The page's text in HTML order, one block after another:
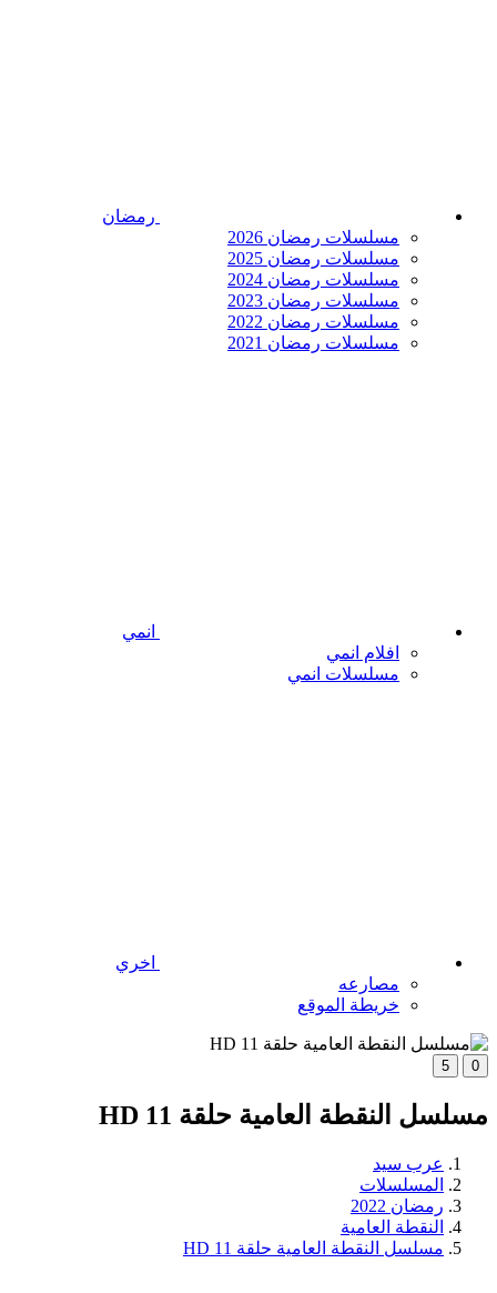
رمضان
مسلسلات رمضان 2026
مسلسلات رمضان 2025
مسلسلات رمضان 2024
مسلسلات رمضان 2023
مسلسلات رمضان 2022
مسلسلات رمضان 2021
انمي
افلام انمي
مسلسلات انمي
اخري
مصارعه
خريطة الموقع
0
5
مسلسل النقطة العامية حلقة 11 HD
عرب سيد
المسلسلات
رمضان 2022
النقطة العامية
مسلسل النقطة العامية حلقة 11 HD